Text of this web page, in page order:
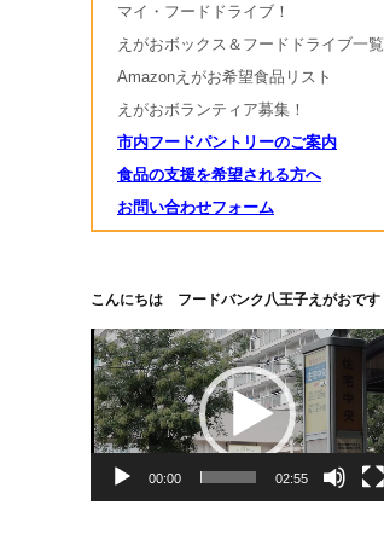
マイ・フードドライブ！
えがおボックス＆フードドライブ一覧
Amazonえがお希望食品リスト
えがおボランティア募集！
市内フードパントリーのご案内
食品の支援を希望される方へ
お問い合わせフォーム
こんにちは フードバンク八王子えがおです
動
画
プ
レ
ー
00:00 02:55